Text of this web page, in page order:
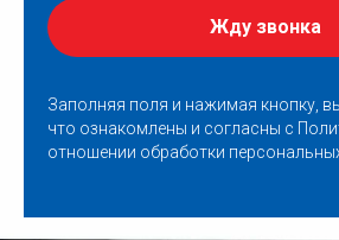
Жду звонка
Заполняя поля и нажимая кнопку,
что ознакомлены и согласны с
отношении обработки